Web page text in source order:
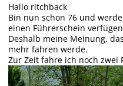
Hallo ritchback
Bin nun schon 76 und
einen Führerschein
Deshalb meine Meinung,
mehr fahren werde.
Zur Zeit fahre ich noch zwei